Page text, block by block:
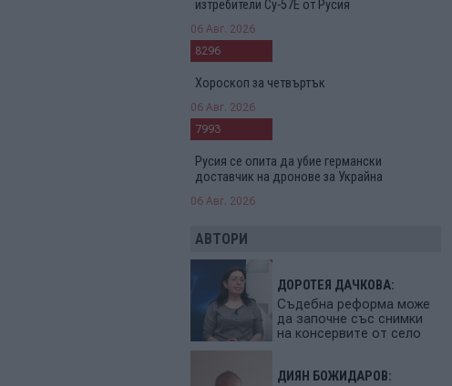
изтребители Су-57Е от Русия
06 Авг. 2026
8296
Хороскоп за четвъртък
06 Авг. 2026
7993
Русия се опита да убие германски
доставчик на дронове за Украйна
06 Авг. 2026
АВТОРИ
ДОРОТЕЯ ДАЧКОВА:
Съдебна реформа може
да започне със снимки
на консервите от село
ДИЯН БОЖИДАРОВ: